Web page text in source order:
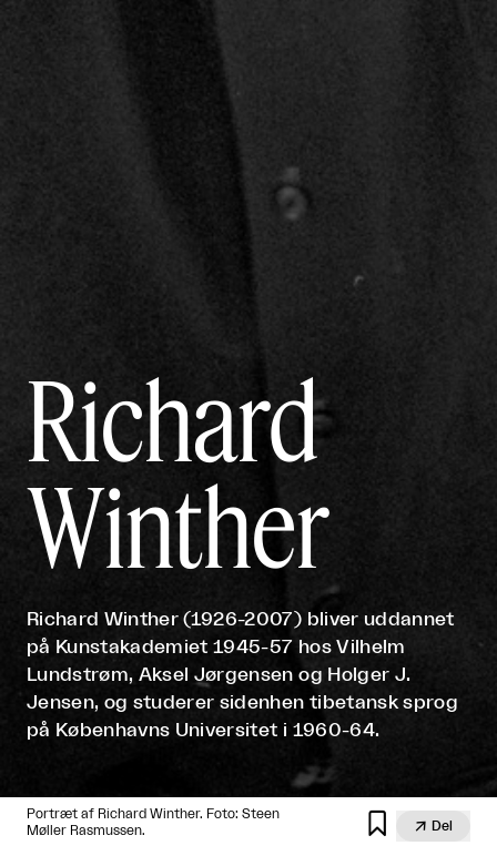
Richard
Winther
Richard Winther (1926-2007) bliver uddannet
på Kunstakademiet 1945-57 hos Vilhelm
Lundstrøm, Aksel Jørgensen og Holger J.
Jensen, og studerer sidenhen tibetansk sprog
på Københavns Universitet i 1960-64.
Portræt af Richard Winther. Foto: Steen
Møller Rasmussen.
  Del